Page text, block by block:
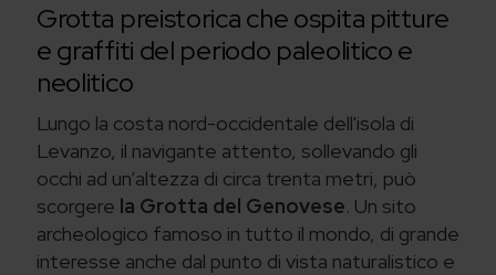
Grotta preistorica che ospita pitture
e graffiti del periodo paleolitico e
neolitico
Lungo la costa nord-occidentale dell'isola di
Levanzo, il navigante attento, sollevando gli
occhi ad un’altezza di circa trenta metri, può
scorgere la Grotta del Genovese. Un sito
archeologico famoso in tutto il mondo, di grande
interesse anche dal punto di vista naturalistico e